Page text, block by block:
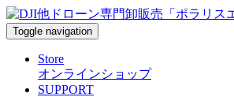
Toggle navigation
Store
オンラインショップ
SUPPORT